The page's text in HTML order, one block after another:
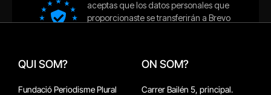
QUI SOM?
Fundació Periodisme Plural
ON SOM?
Carrer Bailén 5, principal.